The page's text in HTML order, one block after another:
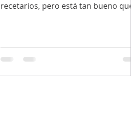
recetarios, pero está tan bueno que